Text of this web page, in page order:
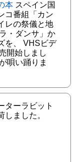
本 スペイン国
コ番組「カン
レの祭儀と地
・ダンサ」か
を、 VHSビデ
開始しまし
唄い踊りま
ターラビット
しました。